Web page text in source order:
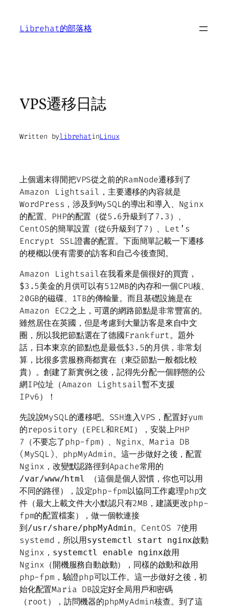
content
Librehat的部落格
VPS遷移日誌
Written bylibrehatinLinux
上個週末得閒把VPS從之前的RamNode遷移到了
Amazon Lightsail，主要遷移的內容就是
WordPress，涉及到MySQL的導出和導入、Nginx
的配置、PHP的配置（從5.6升級到了7.3）、
CentOS的簡單設置（從6升級到了7）、Let’s
Encrypt SSL證書的配置。下面簡單記載一下遷移
的梗概以便有需要的訪客和自己今後查閱。
Amazon Lightsail在我看來是個很好的買賣，
$3.5美金的月供可以有512MB的內存和一個CPU核、
20GB的磁碟、1TB的傳輸量。而且基礎設施是在
Amazon EC2之上，可選的網路節點是非常豐富的。
雖然居住在英國，但是考慮到大量訪客是來自中文
圈，所以我把節點選在了德國Frankfurt。題外
話，日本東京的節點也是最低$3.5的月供，非常划
算，比很多雲服務商都實在（東亞節點一般都比較
貴）。創建了新實例之後，記得先分配一個靜態的公
網IP位址（Amazon Lightsail暫不支援
IPv6）！
先說說MySQL的遷移吧。SSH進入VPS，配置好yum
的repository（EPEL和REMI），安裝上PHP
7（不要忘了php-fpm）、Nginx、Maria DB
(MySQL)、phpMyAdmin。這一步做好之後，配置
Nginx，改變默認路徑到Apache常用的
/var/www/html
（這個是個人習慣，你也可以用
不同的路徑），設定php-fpm以協同工作處理php文
件（最大上載文件大小默認只有2MB，建議更改php-
fpm的配置檔案），做一個軟連接
到/usr/share/phpMyAdmin。CentOS 7使用
systemd，所以用systemctl start nginx啟動
Nginx， systemctl enable nginx啟用
Nginx（開機服務自動啟動），同樣的啟動和啟用
php-fpm，驗證php可以工作。這一步做好之後，初
始化配置Maria DB設定好全局用戶和密碼
（root），訪問機器的phpMyAdmin核查。到了這